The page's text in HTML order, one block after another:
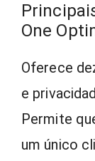
One
Oferece
e
Permite
um único